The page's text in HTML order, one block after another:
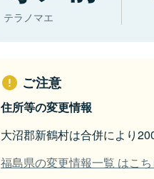
テラノマエ
ご注意
住所等の変更情報
大沼郡新鶴村は合併により
福島県の変更情報一覧 はこち